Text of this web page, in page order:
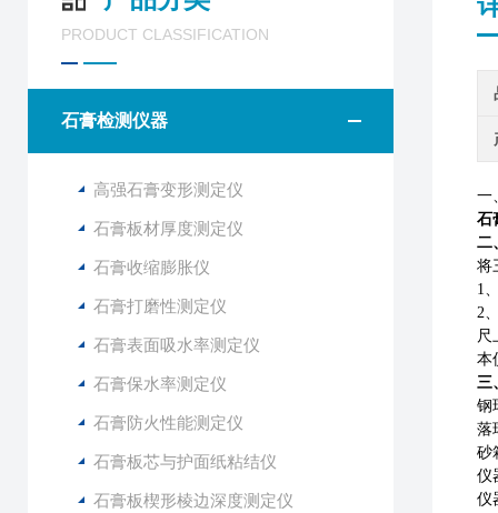
PRODUCT CLASSIFICATION
石膏检测仪器
高强石膏变形测定仪
石膏板材厚度测定仪
石膏收缩膨胀仪
石膏打磨性测定仪
石膏表面吸水率测定仪
石膏保水率测定仪
石膏防火性能测定仪
石膏板芯与护面纸粘结仪
石膏板楔形棱边深度测定仪
一
石
二
将
1
2
尺
本
三
钢
落
砂
仪
仪